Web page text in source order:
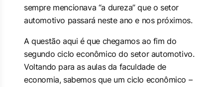
sempre mencionava “a dureza” que o setor
automotivo passará neste ano e nos próximos.
A questão aqui é que chegamos ao fim do
segundo ciclo econômico do setor automotivo.
Voltando para as aulas da faculdade de
economia, sabemos que um ciclo econômico –